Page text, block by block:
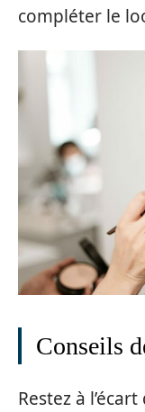
compléter le
Conseils
Restez à